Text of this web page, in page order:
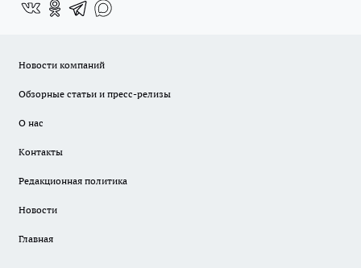
Новости компаний
Обзорные статьи и пресс-релизы
О нас
Контакты
Редакционная политика
Новости
Главная